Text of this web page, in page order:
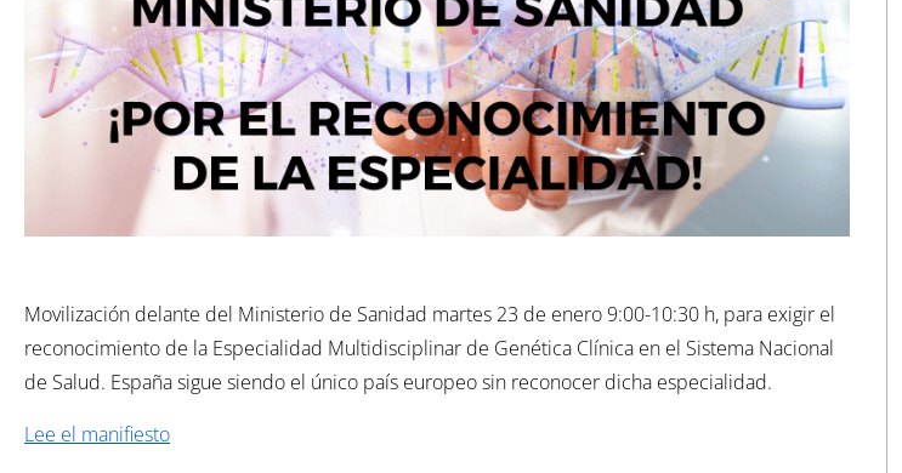
Movilización delante del Ministerio de Sanidad martes 23 de enero 9:00-10:30 h, para exigir el
reconocimiento de la Especialidad Multidisciplinar de Genética Clínica en el Sistema Nacional
de Salud. España sigue siendo el único país europeo sin reconocer dicha especialidad.
Lee el manifiesto